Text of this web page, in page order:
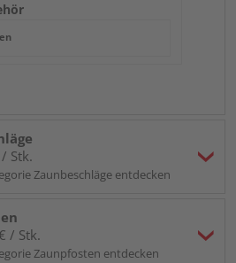
Stk.
Zaunbeschläge entdecken
/ Stk.
Zaunpfosten entdecken